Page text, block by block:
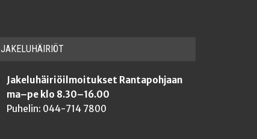
JAKE­LU­HÄI­RIÖT
Jakeluhäiriöilmoitukset Rantapohjaan
ma–pe klo 8.30–16.00
Puhelin: 044-714 7800